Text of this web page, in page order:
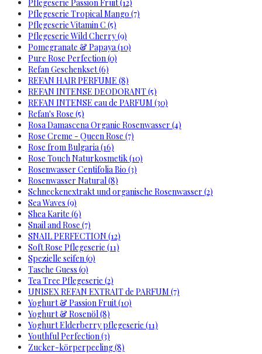
Pflegeserie Passion Fruit (12)
Pflegeserie Tropical Mango (7)
Pflegeserie Vitamin C (5)
Pflegeserie Wild Cherry (9)
Pomegranate & Papaya (10)
Pure Rose Perfection (0)
Refan Geschenkset (6)
REFAN HAIR PERFUME (8)
REFAN INTENSE DEODORANT (5)
REFAN INTENSE eau de PARFUM (30)
Refan's Rose (5)
Rosa Damascena Organic Rosenwasser (4)
Rose Creme - Queen Rose (7)
Rose from Bulgaria (16)
Rose Touch Naturkosmetik (10)
Rosenwasser Centifolia Bio (3)
Rosenwasser Natural (8)
Schneckenextrakt und organische Rosenwasser (2)
Sea Waves (9)
Shea Karite (6)
Snail and Rose (7)
SNAIL PERFECTION (12)
Soft Rose Pflegeserie (11)
Spezielle seifen (0)
Tasche Guess (0)
Tea Tree Pflegeserie (2)
UNISEX REFAN EXTRAIT de PARFUM (7)
Yoghurt & Passion Fruit (10)
Yoghurt & Rosenöl (8)
Yoghurt Elderberry pflegeserie (11)
Youthful Perfection (3)
Zucker-körperpeeling (8)